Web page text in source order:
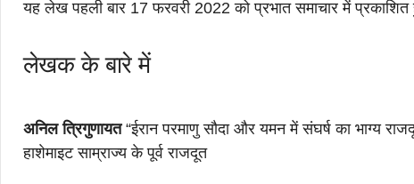
यह लेख पहली बार 17 फरवरी 2022 को प्रभात समाचार में
लेखक के बारे में
अनिल त्रिगुणायत“ईरान परमाणु सौदा और यमन में संघर्ष का भाग्य
हाशेमाइट साम्राज्य के पूर्व राजदूत